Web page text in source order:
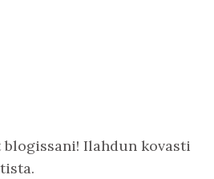
Ilahdun kovasti